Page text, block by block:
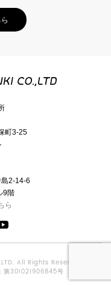
町3-25
2-14-6
9階
ら
All Rights Reserved.
第301021906845号